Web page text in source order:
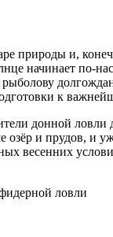
природы и,
начинает по-
к
донной ловли
озёр и прудов, и
весенних